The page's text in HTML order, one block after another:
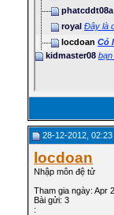
phatcddt08a
royal Đây là
locdoan Có
kidmaster08 bạn
28-12-2012, 02:23
locdoan
Nhập môn đệ tử
Tham gia ngày: Apr
Bài gửi: 3
: